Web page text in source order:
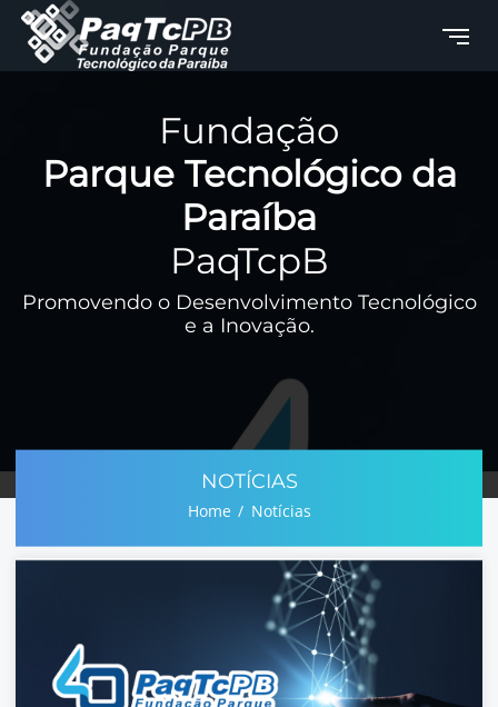
Fundação
Parque Tecnológico da
Paraíba
PaqTcpB
Promovendo o Desenvolvimento Tecnológico
e a Inovação.
NOTÍCIAS
Home Notícias